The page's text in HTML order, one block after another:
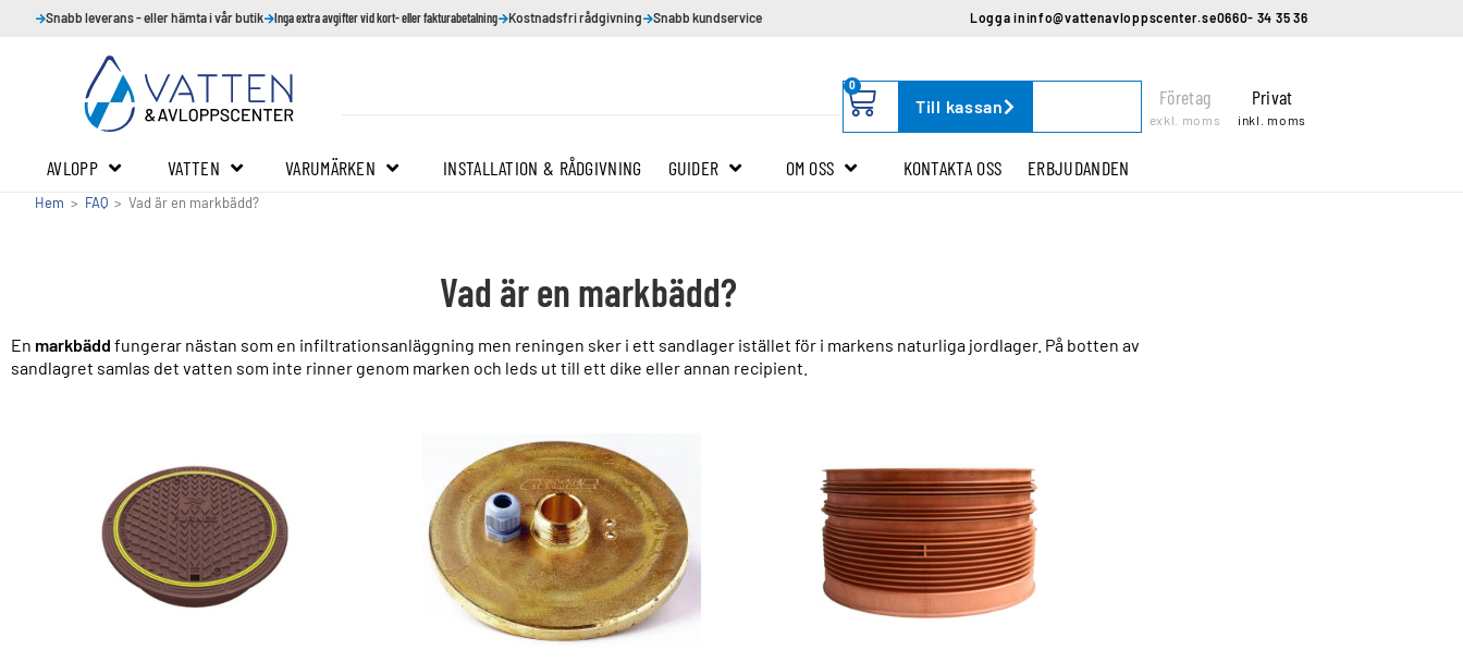
Snabb leverans - eller hämta i vår butik Inga extra avgifter vid kort- eller fakturabetalning Kostnadsfri rådgivning Snabb kundservice Logga ininfo@vattenavloppscenter.se0660- 34 35 36
0
Till kassan Företag
exkl. moms
Privat
inkl. moms
AVLOPP VATTEN VARUMÄRKEN INSTALLATION & RÅDGIVNING GUIDER OM OSS KONTAKTA OSS ERBJUDANDEN
Hem > FAQ > Vad är en markbädd?
Vad är en markbädd?
En markbädd fungerar nästan som en infiltrationsanläggning men reningen sker i ett sandlager istället för i markens naturliga jordlager. På botten av
sandlagret samlas det vatten som inte rinner genom marken och leds ut till ett dike eller annan recipient.